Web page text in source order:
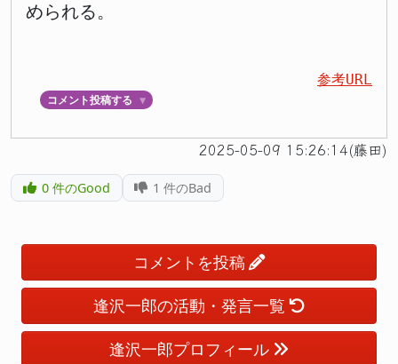
められる。
参考URL
コメント投稿する ▼
2025-05-09 15:26:14(藤田)
0件のGood 1 件のBad
コメントを投稿
逢沢一郎の活動・発言一覧
逢沢一郎プロフィール